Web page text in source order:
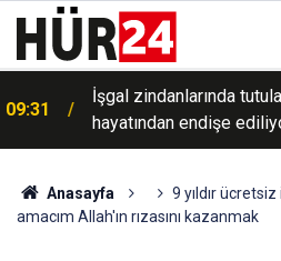
09:31
İşgal zindanlarında
hayatından endişe
Anasayfa
9 yıldır ücretsiz
amacım Allah'ın rızasını kazanmak